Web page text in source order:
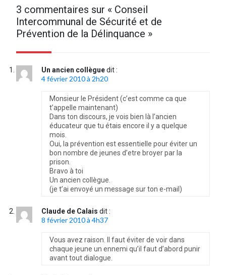
3 commentaires sur « Conseil
Intercommunal de Sécurité et de
Prévention de la Délinquance »
Un ancien collègue dit :
4 février 2010 à 2h20
Monsieur le Président (c’est comme ca que
t’appelle maintenant)
Dans ton discours, je vois bien là l’ancien
éducateur que tu étais encore il y a quelque
mois.
Oui, la prévention est essentielle pour éviter un
bon nombre de jeunes d’etre broyer par la
prison.
Bravo à toi
Un ancien collègue.
(je t’ai envoyé un message sur ton e-mail)
Claude de Calais dit :
8 février 2010 à 4h37
Vous avez raison. Il faut éviter de voir dans
chaque jeune un ennemi qu’il faut d’abord punir
avant tout dialogue.